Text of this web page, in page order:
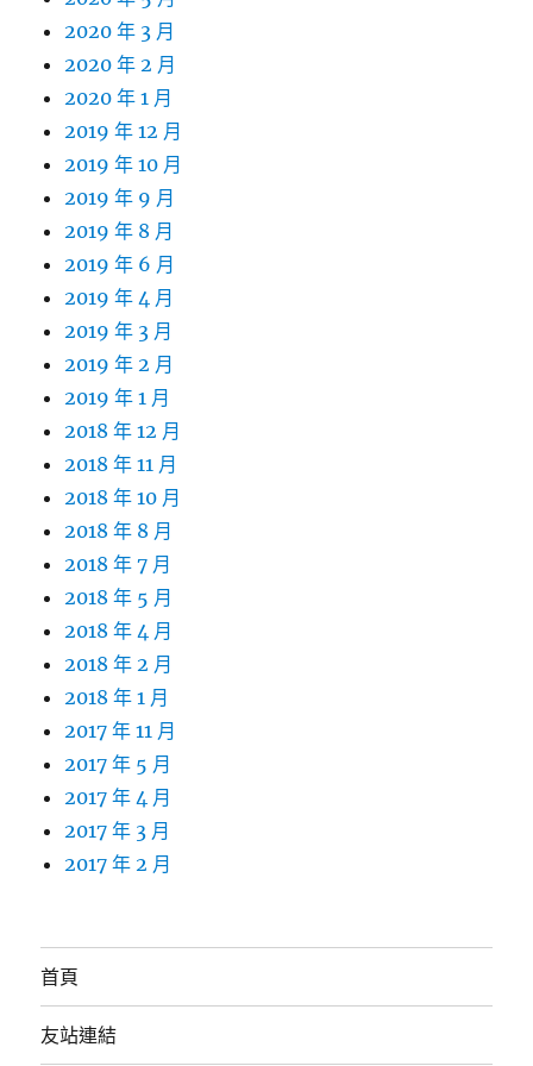
2020 年 3 月
2020 年 2 月
2020 年 1 月
2019 年 12 月
2019 年 10 月
2019 年 9 月
2019 年 8 月
2019 年 6 月
2019 年 4 月
2019 年 3 月
2019 年 2 月
2019 年 1 月
2018 年 12 月
2018 年 11 月
2018 年 10 月
2018 年 8 月
2018 年 7 月
2018 年 5 月
2018 年 4 月
2018 年 2 月
2018 年 1 月
2017 年 11 月
2017 年 5 月
2017 年 4 月
2017 年 3 月
2017 年 2 月
首頁
友站連結